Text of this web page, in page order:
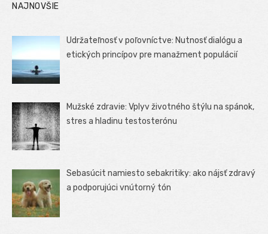
NAJNOVŠIE
Udržateľnosť v poľovníctve: Nutnosť dialógu a
etických princípov pre manažment populácií
Mužské zdravie: Vplyv životného štýlu na spánok,
stres a hladinu testosterónu
Sebasúcit namiesto sebakritiky: ako nájsť zdravý
a podporujúci vnútorný tón